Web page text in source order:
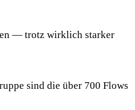
— trotz wirklich starker
sind die über 700 Flows